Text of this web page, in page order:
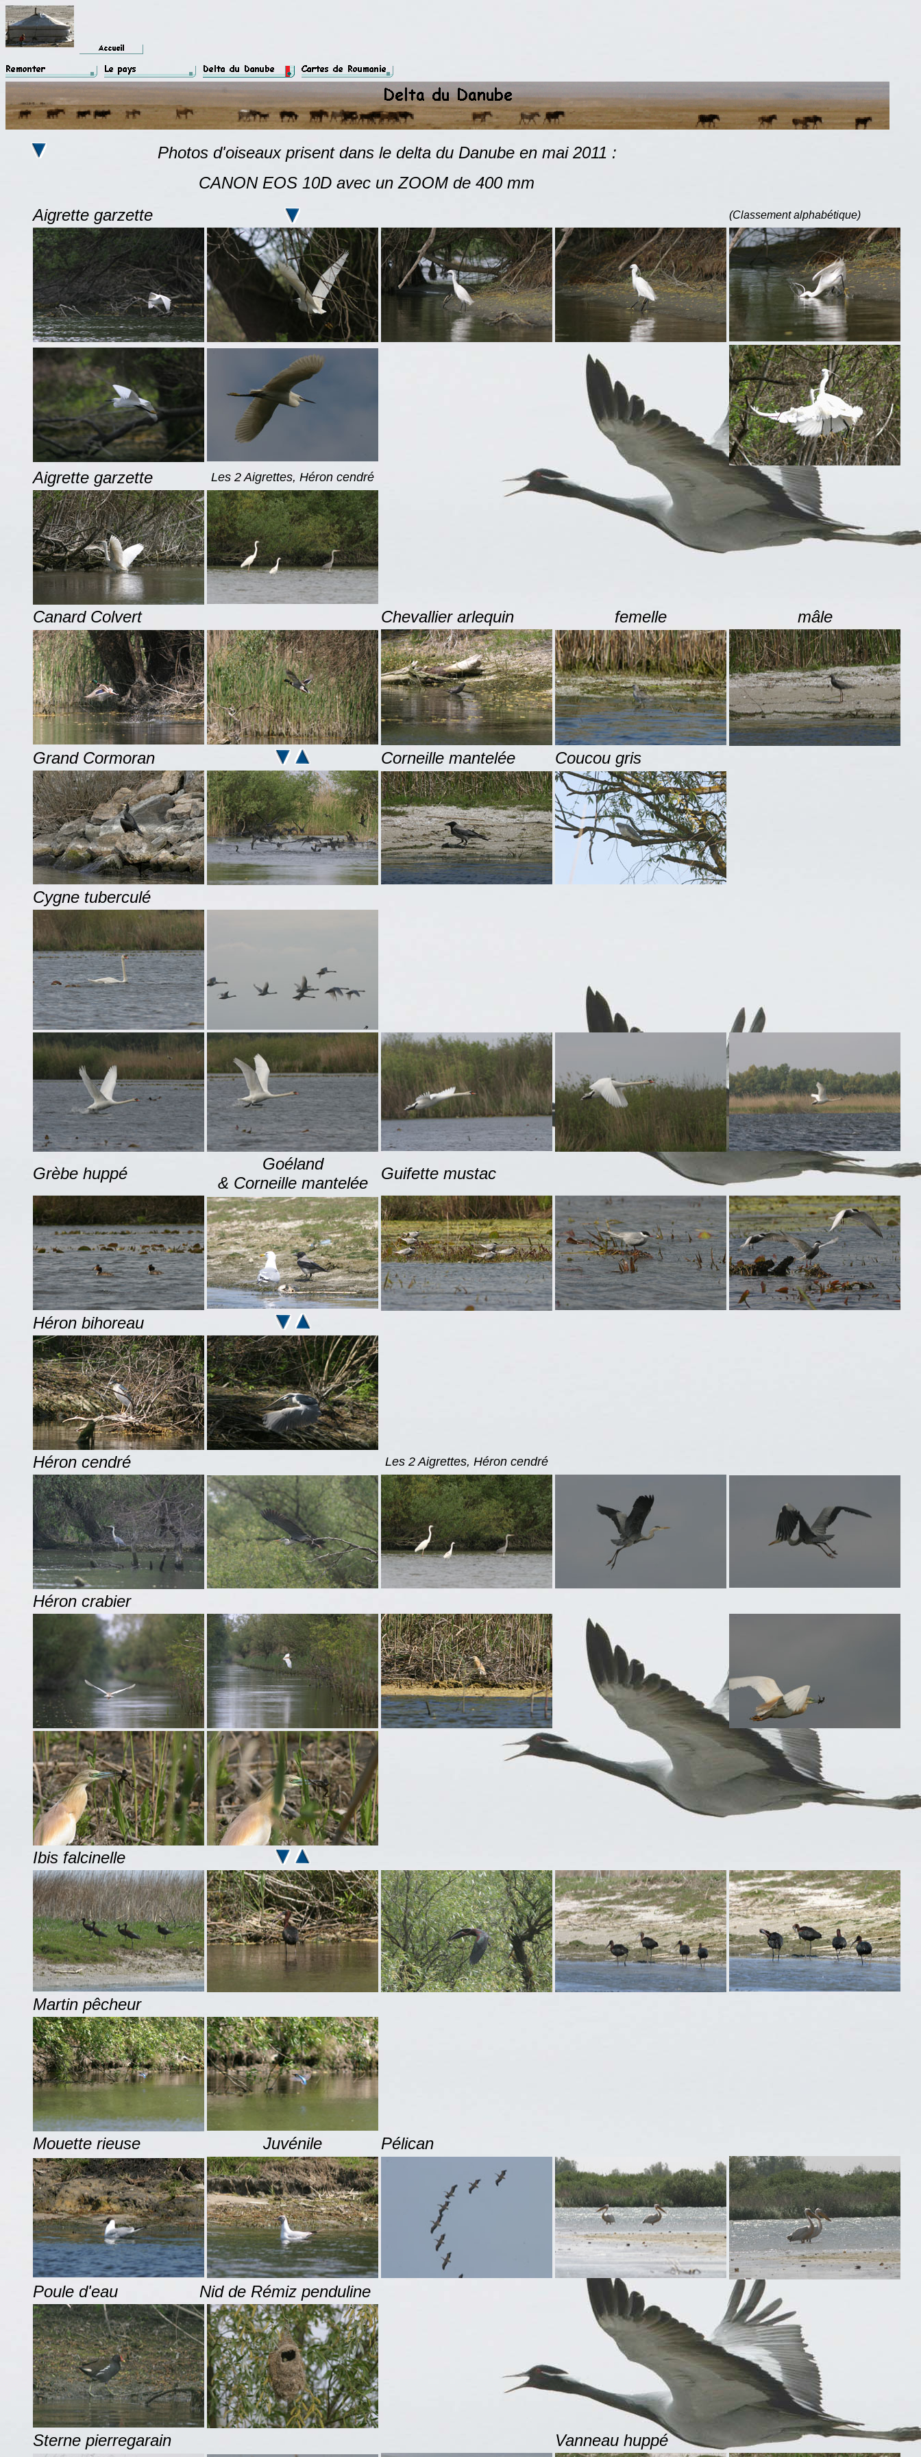
Photos d'oiseaux prisent dans le delta du Danube en mai 2011 :
CANON EOS 10D avec un ZOOM de 400 mm
Aigrette garzette
(Classement alphabétique)
Aigrette garzette Les 2 Aigrettes, Héron cendré
Canard Colvert Chevallier arlequin femelle mâle
Grand Cormoran Corneille mantelée Coucou gris
Cygne tuberculé
Grèbe huppé
Goéland
& Corneille mantelée
Guifette mustac
Héron bihoreau
Héron cendré Les 2 Aigrettes, Héron cendré
Héron crabier
Ibis falcinelle
Martin pêcheur
Mouette rieuse Juvénile Pélican
Poule d'eau Nid de Rémiz penduline
Sterne pierregarain Vanneau huppé